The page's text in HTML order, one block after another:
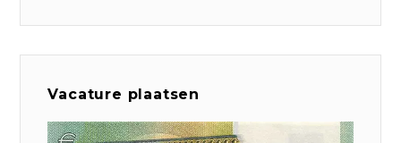
Vacature plaatsen